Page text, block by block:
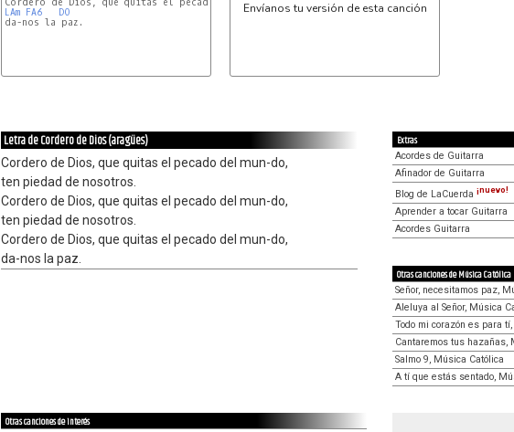
LAm FA6
DO
da-nos la paz.
Envíanos tu versión de esta canción
Letra de Cordero de Dios (aragües)
Cordero de Dios, que quitas el pecado del mun-do,
ten piedad de nosotros.
Cordero de Dios, que quitas el pecado del mun-do,
ten piedad de nosotros.
Cordero de Dios, que quitas el pecado del mun-do,
da-nos la paz.
Extras
Acordes de Guitarra
Afinador de Guitarra
Blog de LaCuerda ¡nuevo!
Aprender a tocar Guitarra
Acordes Guitarra
Otras canciones de Música Católica
Señor, necesitamos paz,
Aleluya al Señor, Música
Todo mi corazón es para
Cantaremos tus hazañas,
Salmo 9, Música Católica
A tí que estás sentado,
Otras canciones de interés